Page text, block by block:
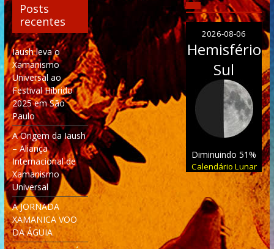
Posts
recentes
Iaush leva o
Xamanismo
Universal ao
Festival Híbrido
2025 em São
Paulo
A Origem da Iaush
– Aliança
Internacional de
Xamanismo
Universal
A JORNADA
XAMANICA VOO
DA ÁGUIA
2026-08-06
Hemisfério
Sul
Diminuindo 51%
Calendário Lunar